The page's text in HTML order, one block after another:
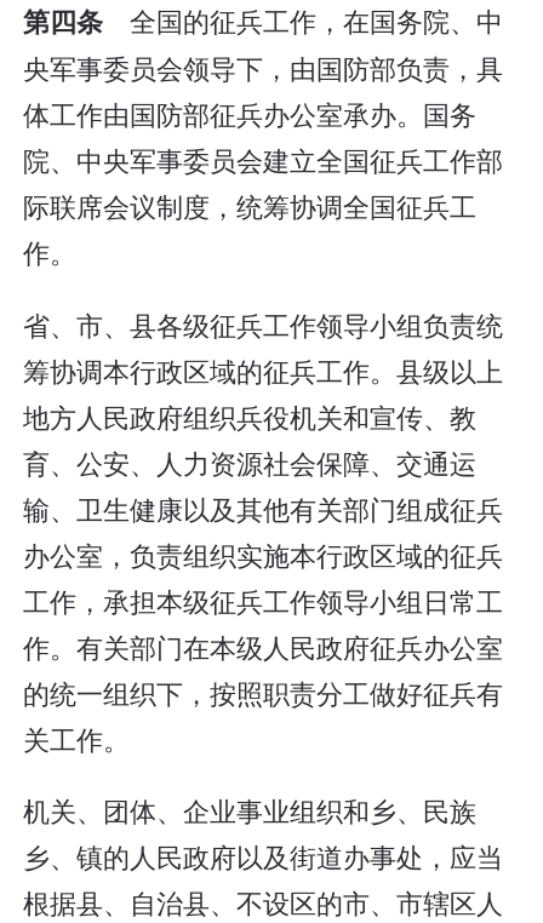
第四条 全国的征兵工作，在国务院、中
央军事委员会领导下，由国防部负责，具
体工作由国防部征兵办公室承办。国务
院、中央军事委员会建立全国征兵工作部
际联席会议制度，统筹协调全国征兵工
作。
省、市、县各级征兵工作领导小组负责统
筹协调本行政区域的征兵工作。县级以上
地方人民政府组织兵役机关和宣传、教
育、公安、人力资源社会保障、交通运
输、卫生健康以及其他有关部门组成征兵
办公室，负责组织实施本行政区域的征兵
工作，承担本级征兵工作领导小组日常工
作。有关部门在本级人民政府征兵办公室
的统一组织下，按照职责分工做好征兵有
关工作。
机关、团体、企业事业组织和乡、民族
乡、镇的人民政府以及街道办事处，应当
根据县、自治县、不设区的市、市辖区人